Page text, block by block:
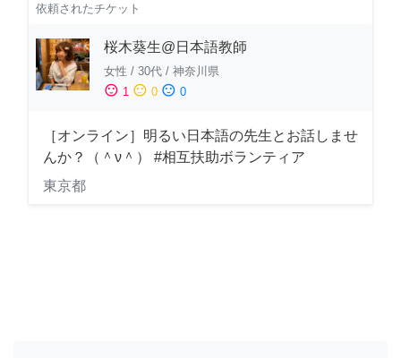
依頼されたチケット
桜木葵生@日本語教師
女性 / 30代 / 神奈川県
sentiment_satisfied 1 sentiment_neutral 0 sentiment_dissatisfied 0
［オンライン］明るい日本語の先生とお話しませ
んか？（＾ν＾） #相互扶助ボランティア
東京都